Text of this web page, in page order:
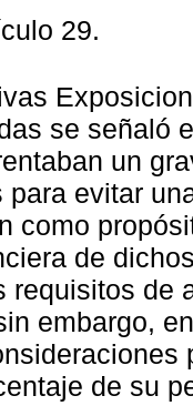
29.
se señaló
un
para evitar
como
de
requisitos de
embargo,
de su